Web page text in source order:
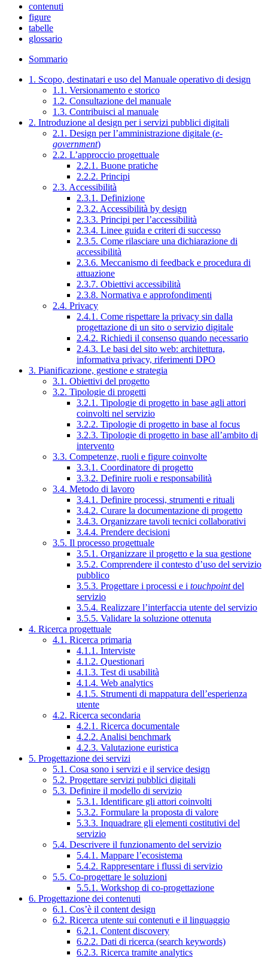
contenuti
figure
tabelle
glossario
Sommario
1. Scopo, destinatari e uso del Manuale operativo di design
1.1. Versionamento e storico
1.2. Consultazione del manuale
1.3. Contribuisci al manuale
2. Introduzione al design per i servizi pubblici digitali
2.1. Design per l’amministrazione digitale (e-
government)
2.2. L’approccio progettuale
2.2.1. Buone pratiche
2.2.2. Principi
2.3. Accessibilità
2.3.1. Definizione
2.3.2. Accessibilità by design
2.3.3. Principi per l’accessibilità
2.3.4. Linee guida e criteri di successo
2.3.5. Come rilasciare una dichiarazione di
accessibilità
2.3.6. Meccanismo di feedback e procedura di
attuazione
2.3.7. Obiettivi accessibilità
2.3.8. Normativa e approfondimenti
2.4. Privacy
2.4.1. Come rispettare la privacy sin dalla
progettazione di un sito o servizio digitale
2.4.2. Richiedi il consenso quando necessario
2.4.3. Le basi del sito web: architettura,
informativa privacy, riferimenti DPO
3. Pianificazione, gestione e strategia
3.1. Obiettivi del progetto
3.2. Tipologie di progetti
3.2.1. Tipologie di progetto in base agli attori
coinvolti nel servizio
3.2.2. Tipologie di progetto in base al focus
3.2.3. Tipologie di progetto in base all’ambito di
intervento
3.3. Competenze, ruoli e figure coinvolte
3.3.1. Coordinatore di progetto
3.3.2. Definire ruoli e responsabilità
3.4. Metodo di lavoro
3.4.1. Definire processi, strumenti e rituali
3.4.2. Curare la documentazione di progetto
3.4.3. Organizzare tavoli tecnici collaborativi
3.4.4. Prendere decisioni
3.5. Il processo progettuale
3.5.1. Organizzare il progetto e la sua gestione
3.5.2. Comprendere il contesto d’uso del servizio
pubblico
3.5.3. Progettare i processi e i touchpointdel
servizio
3.5.4. Realizzare l’interfaccia utente del servizio
3.5.5. Validare la soluzione ottenuta
4. Ricerca progettuale
4.1. Ricerca primaria
4.1.1. Interviste
4.1.2. Questionari
4.1.3. Test di usabilità
4.1.4. Web analytics
4.1.5. Strumenti di mappatura dell’esperienza
utente
4.2. Ricerca secondaria
4.2.1. Ricerca documentale
4.2.2. Analisi benchmark
4.2.3. Valutazione euristica
5. Progettazione dei servizi
5.1. Cosa sono i servizi e il service design
5.2. Progettare servizi pubblici digitali
5.3. Definire il modello di servizio
5.3.1. Identificare gli attori coinvolti
5.3.2. Formulare la proposta di valore
5.3.3. Inquadrare gli elementi costitutivi del
servizio
5.4. Descrivere il funzionamento del servizio
5.4.1. Mappare l’ecosistema
5.4.2. Rappresentare i flussi di servizio
5.5. Co-progettare le soluzioni
5.5.1. Workshop di co-progettazione
6. Progettazione dei contenuti
6.1. Cos’è il content design
6.2. Ricerca utente sui contenuti e il linguaggio
6.2.1. Content discovery
6.2.2. Dati di ricerca (search keywords)
6.2.3. Ricerca tramite analytics